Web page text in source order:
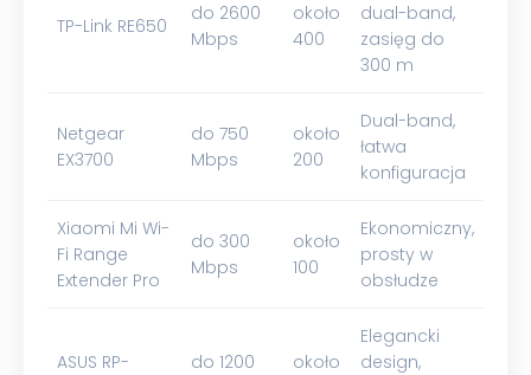
TP-Link RE650
do 2600
Mbps
około
400
dual-band,
zasięg do
300 m
Netgear
EX3700
do 750
Mbps
około
200
Dual-band,
łatwa
konfiguracja
Xiaomi Mi Wi-
Fi Range
Extender Pro
do 300
Mbps
około
100
Ekonomiczny,
prosty w
obsłudze
ASUS RP-
do 1200
około
Elegancki
design,